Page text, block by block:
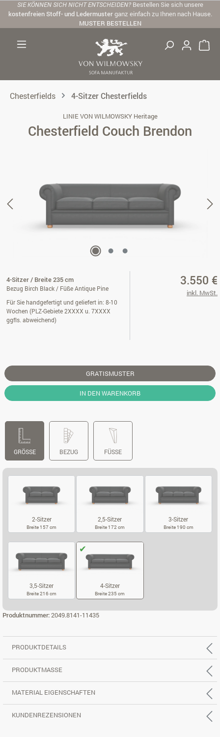
Zum Hauptinhalt springen
SIE KÖNNEN SICH NICHT ENTSCHEIDEN? Bestellen Sie sich unsere
kostenfreien Stoff- und Ledermusterganz einfach zu Ihnen nach Hause.
MUSTER BESTELLEN
Chesterfields 4-Sitzer Chesterfields
LINIE VON WILMOWSKY Heritage
Chesterfield Couch Brendon
4-Sitzer / Breite 235 cm
Bezug Birch Black / Füße Antique Pine
Für Sie handgefertigt und geliefert in: 8-10
Wochen (PLZ-Gebiete 2XXXX u. 7XXXX
ggfls. abweichend)
3.550 €
inkl. MwSt.
GRATISMUSTER
IN DEN WARENKORB
GRÖSSE BEZUG FÜSSE
2-Sitzer
Breite 157 cm
2,5-Sitzer
Breite 172 cm
3-Sitzer
Breite 190 cm
3,5-Sitzer
Breite 216 cm
4-Sitzer
Breite 235 cm
Produktnummer:2049.8141-11435
PRODUKTDETAILS
PRODUKTMASSE
MATERIAL EIGENSCHAFTEN
KUNDENREZENSIONEN